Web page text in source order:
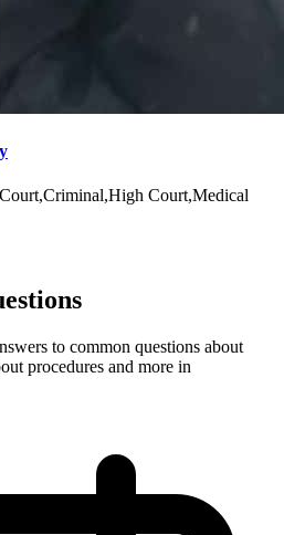
Court,Medical
to common questions about
procedures and more in